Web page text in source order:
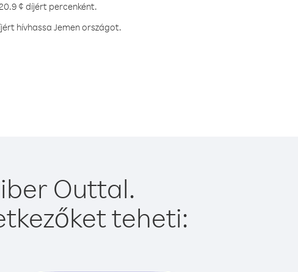
¢ díjért percenként.
hívhassa Jemen országot.
Outtal.
teheti: